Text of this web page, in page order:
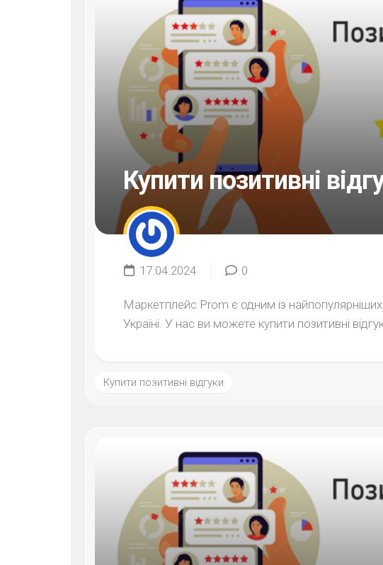
Купити позитивні
17.04.2024 0
Маркетплейс Prom є одним із
Україні. У нас ви можете купити позитивні
Купити позитивні відгуки